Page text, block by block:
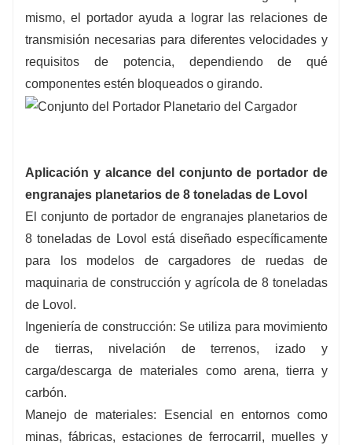
mismo, el portador ayuda a lograr las relaciones de
transmisión necesarias para diferentes velocidades y
requisitos de potencia, dependiendo de qué
componentes estén bloqueados o girando.
Aplicación y alcance del conjunto de portador de
engranajes planetarios de 8 toneladas de Lovol
El conjunto de portador de engranajes planetarios de
8 toneladas de Lovol está diseñado específicamente
para los modelos de cargadores de ruedas de
maquinaria de construcción y agrícola de 8 toneladas
de Lovol.
Ingeniería de construcción: Se utiliza para movimiento
de tierras, nivelación de terrenos, izado y
carga/descarga de materiales como arena, tierra y
carbón.
Manejo de materiales: Esencial en entornos como
minas, fábricas, estaciones de ferrocarril, muelles y